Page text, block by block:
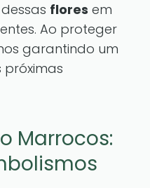
flores em
Ao proteger
garantindo um
Marrocos: